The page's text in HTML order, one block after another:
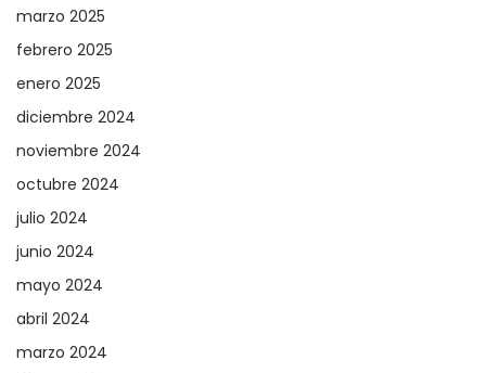
marzo 2025
febrero 2025
enero 2025
diciembre 2024
noviembre 2024
octubre 2024
julio 2024
junio 2024
mayo 2024
abril 2024
marzo 2024